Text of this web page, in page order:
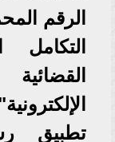
الرقم
تطبيق